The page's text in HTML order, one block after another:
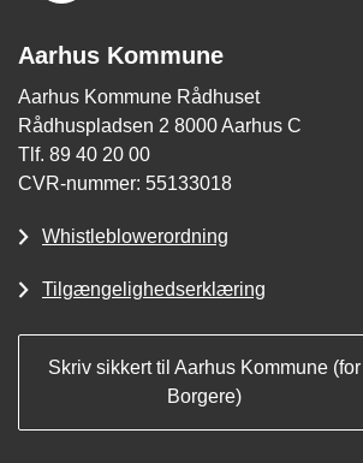
Aarhus Kommune
Aarhus Kommune Rådhuset
Rådhuspladsen 2 8000 Aarhus C
Tlf. 89 40 20 00
CVR-nummer: 55133018
Whistleblowerordning
Tilgængelighedserklæring
Skriv sikkert til Aarhus Kommune (for
Borgere)